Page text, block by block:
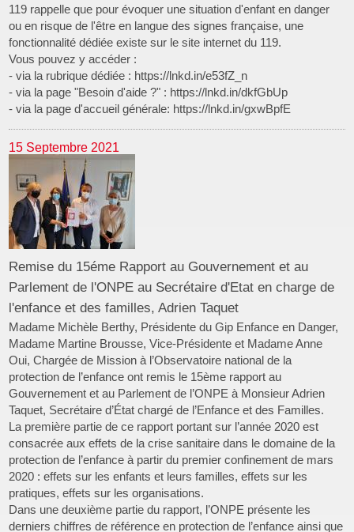
119 rappelle que pour évoquer une situation d'enfant en danger
ou en risque de l'être en langue des signes française, une
fonctionnalité dédiée existe sur le site internet du 119.
Vous pouvez y accéder :
- via la rubrique dédiée : https://lnkd.in/e53fZ_n
- via la page "Besoin d'aide ?" : https://lnkd.in/dkfGbUp
- via la page d'accueil générale: https://lnkd.in/gxwBpfE
15 Septembre 2021
Remise du 15éme Rapport au Gouvernement et au
Parlement de l'ONPE au Secrétaire d'Etat en charge de
l'enfance et des familles, Adrien Taquet
Madame Michèle Berthy, Présidente du Gip Enfance en Danger,
Madame Martine Brousse, Vice-Présidente et Madame Anne
Oui, Chargée de Mission à l’Observatoire national de la
protection de l’enfance ont remis le 15ème rapport au
Gouvernement et au Parlement de l’ONPE à Monsieur Adrien
Taquet, Secrétaire d’État chargé de l’Enfance et des Familles.
La première partie de ce rapport portant sur l’année 2020 est
consacrée aux effets de la crise sanitaire dans le domaine de la
protection de l’enfance à partir du premier confinement de mars
2020 : effets sur les enfants et leurs familles, effets sur les
pratiques, effets sur les organisations.
Dans une deuxième partie du rapport, l’ONPE présente les
derniers chiffres de référence en protection de l’enfance ainsi que